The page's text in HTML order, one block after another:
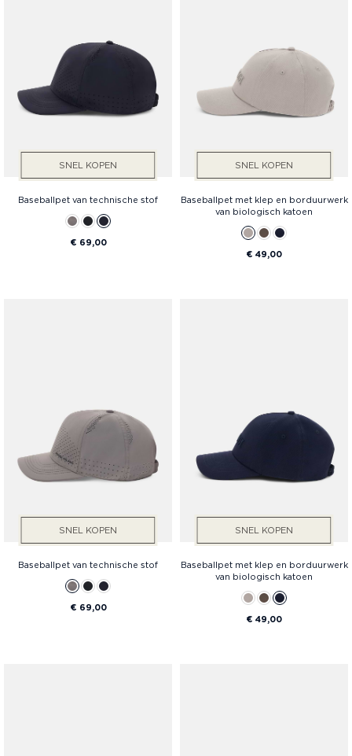
SNEL KOPEN
Baseballpet van technische stof
€ 69,00
SNEL KOPEN
Baseballpet met klep en borduurwerk
van biologisch katoen
€ 49,00
SNEL KOPEN
Baseballpet van technische stof
€ 69,00
SNEL KOPEN
Baseballpet met klep en borduurwerk
van biologisch katoen
€ 49,00